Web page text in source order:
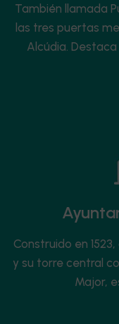
También llamada
las tres puertas
Alcúdia.
Construido en
y su torre central
Major,